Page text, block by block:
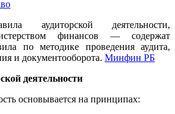
аудиторской деятельности,
финансов — содержат
по методике проведения аудита,
и документооборота. Минфин РБ
деятельности
основывается на принципах: